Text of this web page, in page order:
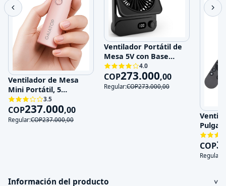
Ventilador de Mesa
Mini Portátil, 5
Velocidades, 5V,
Recargable
3.5
COP237.000,00
Regular:COP237.000,00
Ventilador Portátil de
Mesa 5V con Base
Magnética y 100
Velocidades
4.0
COP273.000,00
Regular:COP273.000,00
120V
COP
Regular:
Información del producto